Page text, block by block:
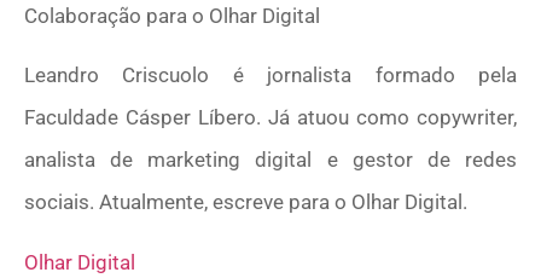
Colaboração para o Olhar Digital
Leandro Criscuolo é jornalista formado pela
Faculdade Cásper Líbero. Já atuou como copywriter,
analista de marketing digital e gestor de redes
sociais. Atualmente, escreve para o Olhar Digital.
Olhar Digital